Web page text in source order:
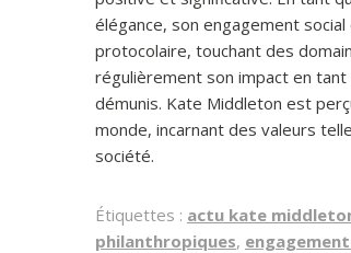
élégance, son engagement
protocolaire, touchant des
régulièrement son impact en
démunis. Kate Middleton est
monde, incarnant des valeurs
société.
Étiquettes : actu kate
philanthropiques,